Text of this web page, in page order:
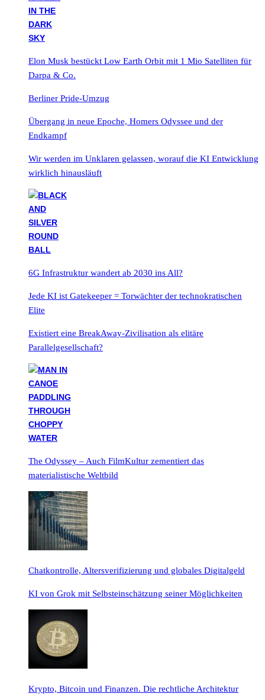
Elon Musk bestückt Low Earth Orbit mit 1 Mio Satelliten für
Darpa & Co.
Berliner Pride-Umzug
Übergang in neue Epoche, Homers Odyssee und der
Endkampf
Wir werden im Unklaren gelassen, worauf die KI Entwicklung
wirklich hinausläuft
6G Infrastruktur wandert ab 2030 ins All?
Jede KI ist Gatekeeper = Torwächter der technokratischen
Elite
Existiert eine BreakAway-Zivilisation als elitäre
Parallelgesellschaft?
The Odyssey – Auch FilmKultur zementiert das
materialistische Weltbild
Chatkontrolle, Altersverifizierung und globales Digitalgeld
KI von Grok mit Selbsteinschätzung seiner Möglichkeiten
Krypto, Bitcoin und Finanzen. Die rechtliche Architektur